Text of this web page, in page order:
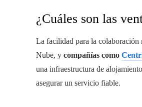
¿Cuáles son las
La facilidad para la colaboración
Nube, y compañías como
una infraestructura de
asegurar un servicio fiable.